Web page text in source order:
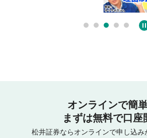
オンラインで簡単
まずは無料で口座
松井証券ならオンラインで申し込み